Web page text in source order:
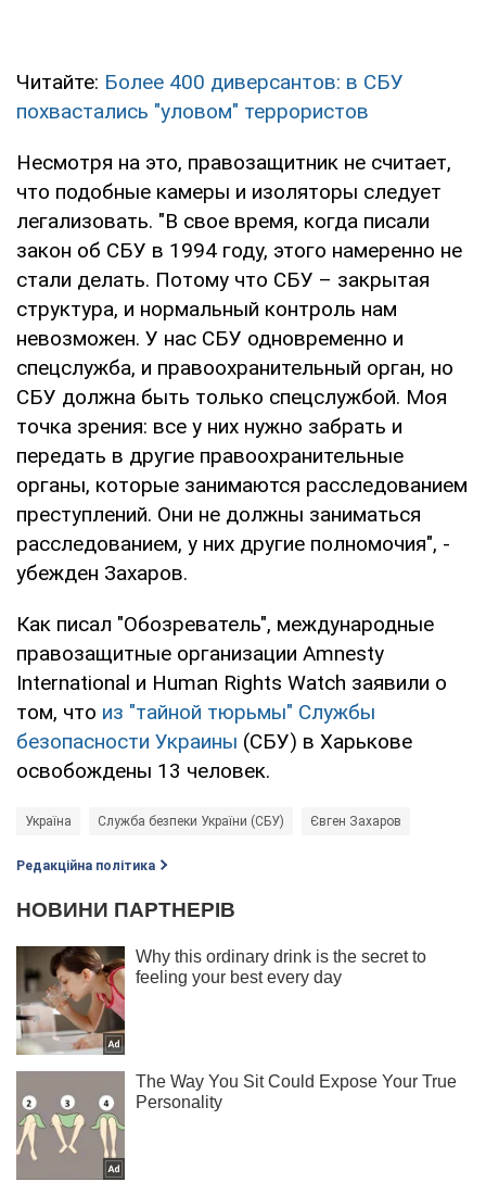
Читайте: Более 400 диверсантов: в СБУ
похвастались "уловом" террористов
Несмотря на это, правозащитник не считает,
что подобные камеры и изоляторы следует
легализовать. "В свое время, когда писали
закон об СБУ в 1994 году, этого намеренно не
стали делать. Потому что СБУ – закрытая
структура, и нормальный контроль нам
невозможен. У нас СБУ одновременно и
спецслужба, и правоохранительный орган, но
СБУ должна быть только спецслужбой. Моя
точка зрения: все у них нужно забрать и
передать в другие правоохранительные
органы, которые занимаются расследованием
преступлений. Они не должны заниматься
расследованием, у них другие полномочия", -
убежден Захаров.
Как писал "Обозреватель", международные
правозащитные организации Amnesty
International и Human Rights Watch заявили о
том, что из "тайной тюрьмы" Службы
безопасности Украины (СБУ) в Харькове
освобождены 13 человек.
Україна Служба безпеки України (СБУ) Євген Захаров
Редакційна політика